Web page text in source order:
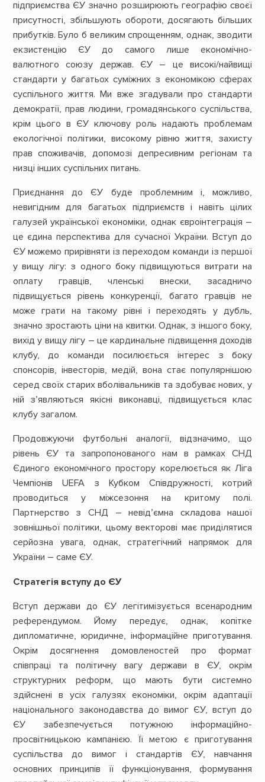
підприємства ЄУ значно розширюють географію своєї
присутності, збільшують обороти, досягають більших
прибутків. Було б великим спрощенням, однак, зводити
екзистенцію ЄУ до самого лише економічно-
валютного союзу держав. ЄУ – це високі/найвищі
стандарти у багатьох суміжних з економікою сферах
суспільного життя. Ми вже згадували про стандарти
демократії, прав людини, громадянського суспільства,
крім цього в ЄУ ключову роль надають проблемам
екологічної політики, високому рівню життя, захисту
прав споживачів, допомозі депресивним регіонам та
низці інших суспільних питань.
Приєднання до ЄУ буде проблемним і, можливо,
невигідним для багатьох підприємств і навіть цілих
галузей української економіки, однак євроінтеграція –
це єдина перспектива для сучасної України. Вступ до
ЄУ можемо прирівняти із переходом команди із першої
у вищу лігу: з одного боку підвищуються витрати на
оплату гравців, членські внески, засадничо
підвищується рівень конкуренції, багато гравців не
може грати на такому рівні і переходять у дубль,
значно зростають ціни на квитки. Однак, з іншого боку,
вихід у вищу лігу – це кардинальне підвищення доходів
клубу, до команди посилюється інтерес з боку
спонсорів, інвесторів, медій, вона стає популярнішою
серед своїх старих вболівальників та здобуває нових, у
ній з’являються якісні виконавці, підвищується клас
клубу загалом.
Продовжуючи футбольні аналогії, відзначимо, що
рівень ЄУ та запропонованого нам в рамках СНД
Єдиного економічного простору корелюється як Ліга
Чемпіонів UEFA з Кубком Співдружності, котрий
проводиться у міжсезоння на критому полі.
Партнерство з СНД – невід’ємна складова нашої
зовнішньої політики, цьому векторові має приділятися
серйозна увага, однак, стратегічний напрямок для
України – саме ЄУ.
Стратегія вступу до ЄУ
Вступ держави до ЄУ легітимізується всенародним
референдумом. Йому передує, однак, копітке
дипломатичне, юридичне, інформаційне приготування.
Окрім досягнення домовленостей про формат
співпраці та політичну вагу держави в ЄУ, окрім
структурних реформ, що мають бути системно
здійснені в усіх галузях економіки, окрім адаптації
національного законодавства до вимог ЄУ, вступ до
ЄУ забезпечується потужною інформаційно-
просвітницькою кампанією. Її метою є приготування
суспільства до вимог і стандартів ЄУ, навчання
основних принципів її функціонування, формування